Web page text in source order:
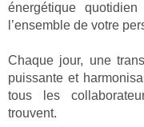
énergétique
l’ensemble de votre
Chaque jour, une
puissante et
tous les
trouvent.